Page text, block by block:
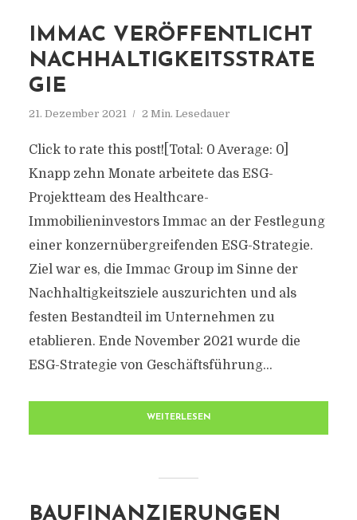
IMMAC VERÖFFENTLICHT
NACHHALTIGKEITSSTRATE
GIE
21. Dezember 2021 2 Min. Lesedauer
Click to rate this post![Total: 0 Average: 0]
Knapp zehn Monate arbeitete das ESG-
Projektteam des Healthcare-
Immobilieninvestors Immac an der Festlegung
einer konzernübergreifenden ESG-Strategie.
Ziel war es, die Immac Group im Sinne der
Nachhaltigkeitsziele auszurichten und als
festen Bestandteil im Unternehmen zu
etablieren. Ende November 2021 wurde die
ESG-Strategie von Geschäftsführung...
WEITERLESEN
BAUFINANZIERUNGEN